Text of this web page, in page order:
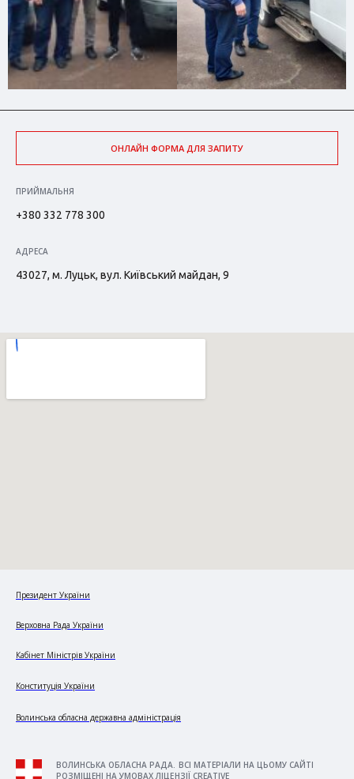
ОНЛАЙН ФОРМА ДЛЯ ЗАПИТУ
ПРИЙМАЛЬНЯ
+380 332 778 300
АДРЕСА
43027, м. Луцьк, вул. Київський майдан, 9
Президент України
Верховна Рада України
Кабінет Міністрів України
Конституція України
Волинська обласна державна адміністрація
ВОЛИНСЬКА ОБЛАСНА РАДА. ВСІ МАТЕРІАЛИ НА ЦЬОМУ САЙТІ
РОЗМІЩЕНІ НА УМОВАХ ЛІЦЕНЗІЇ CREATIVE